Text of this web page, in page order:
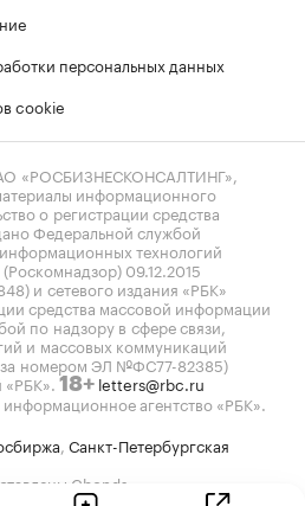
персональных данных
cookie
«РОСБИЗНЕСКОНСАЛТИНГ»,
информационного
о регистрации средства
Федеральной службой
технологий
09.12.2015
и сетевого издания «РБК»
средства массовой информации
по надзору в сфере связи,
и массовых коммуникаций
за номером ЭЛ №ФС77-82385)
18+ letters@rbc.ru
информационное агентство «РБК».
Санкт-Петербургская
Cbonds.